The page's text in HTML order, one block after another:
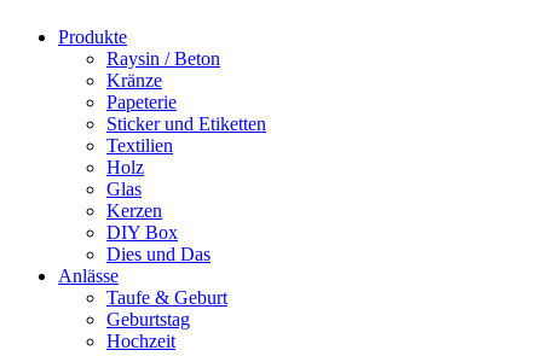
Produkte
Raysin / Beton
Kränze
Papeterie
Sticker und Etiketten
Textilien
Holz
Glas
Kerzen
DIY Box
Dies und Das
Anlässe
Taufe & Geburt
Geburtstag
Hochzeit